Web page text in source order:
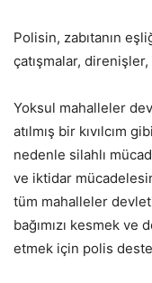
Polisin, zabıtanın
çatışmalar, direnişler,
Yoksul mahalleler
atılmış bir kıvılcım
nedenle silahlı
ve iktidar
tüm mahalleler
bağımızı kesmek
etmek için polis